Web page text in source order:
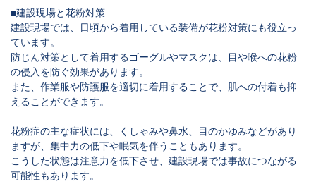
■建設現場と花粉対策
建設現場では、日頃から着用している装備が花粉対策にも役立っ
ています。
防じん対策として着用するゴーグルやマスクは、目や喉への花粉
の侵入を防ぐ効果があります。
また、作業服や防護服を適切に着用することで、肌への付着も抑
えることができます。
花粉症の主な症状には、くしゃみや鼻水、目のかゆみなどがあり
ますが、集中力の低下や眠気を伴うこともあります。
こうした状態は注意力を低下させ、建設現場では事故につながる
可能性もあります。